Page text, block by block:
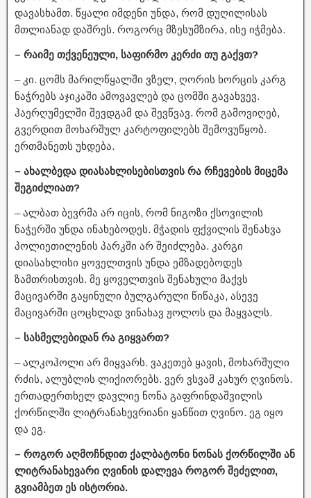
დავასხამთ. წყალი იმდენი უნდა, რომ დუღილისას
მთლიანად დაშრეს. როგორც მზესუმზირა, ისე იჭმება.
– რაიმე თქვენეული, საფირმო კერძი თუ გაქვთ?
– კი. ცომს მარილწყალში ვზელ, ღორის ხორცის კარგ
ნაჭრებს აჯიკაში ამოვავლებ და ცომში გავახვევ.
ჰაერღუმელში შევდგამ და შევწვავ. რომ გამოვიღებ,
გვერდით მოხარშულ კარტოფილებს შემოვუწყობ.
ერთმანეთს უხდება.
– ახალბედა დიასახლისებისთვის რა რჩევების მიცემა
შეგიძლიათ?
– ალბათ ბევრმა არ იცის, რომ ნიგოზი ქსოვილის
ნაჭერში უნდა ინახებოდეს. მჭადის ფქვილის შენახვა
პოლიეთილენის პარკში არ შეიძლება. კარგი
დიასახლისი ყოველთვის უნდა ემზადებოდეს
ზამთრისთვის. მე ყოველთვის შენახული მაქვს
მაცივარში გაყინული ბულგარული წიწაკა, ასევე
მაცივარში ცოცხლად ვინახავ ჟოლოს და მაყვალს.
– სასმელებიდან რა გიყვართ?
– ალკოჰოლი არ მიყვარს. ვაკეთებ ყავის, მოხარშული
რძის, ალუბლის ლიქიორებს. ვერ ვსვამ კახურ ღვინოს.
ერთადერთხელ დავლიე ნონა გაფრინდაშვილის
ქორწილში ლიტრანახევრიანი ყანწით ღვინო. ეგ იყო
და ეგ.
– როგორ აღმოჩნდით ქალბატონი ნონას ქორწილში ან
ლიტრანახევარი ღვინის დალევა როგორ შეძელით,
გვიამბეთ ეს ისტორია.